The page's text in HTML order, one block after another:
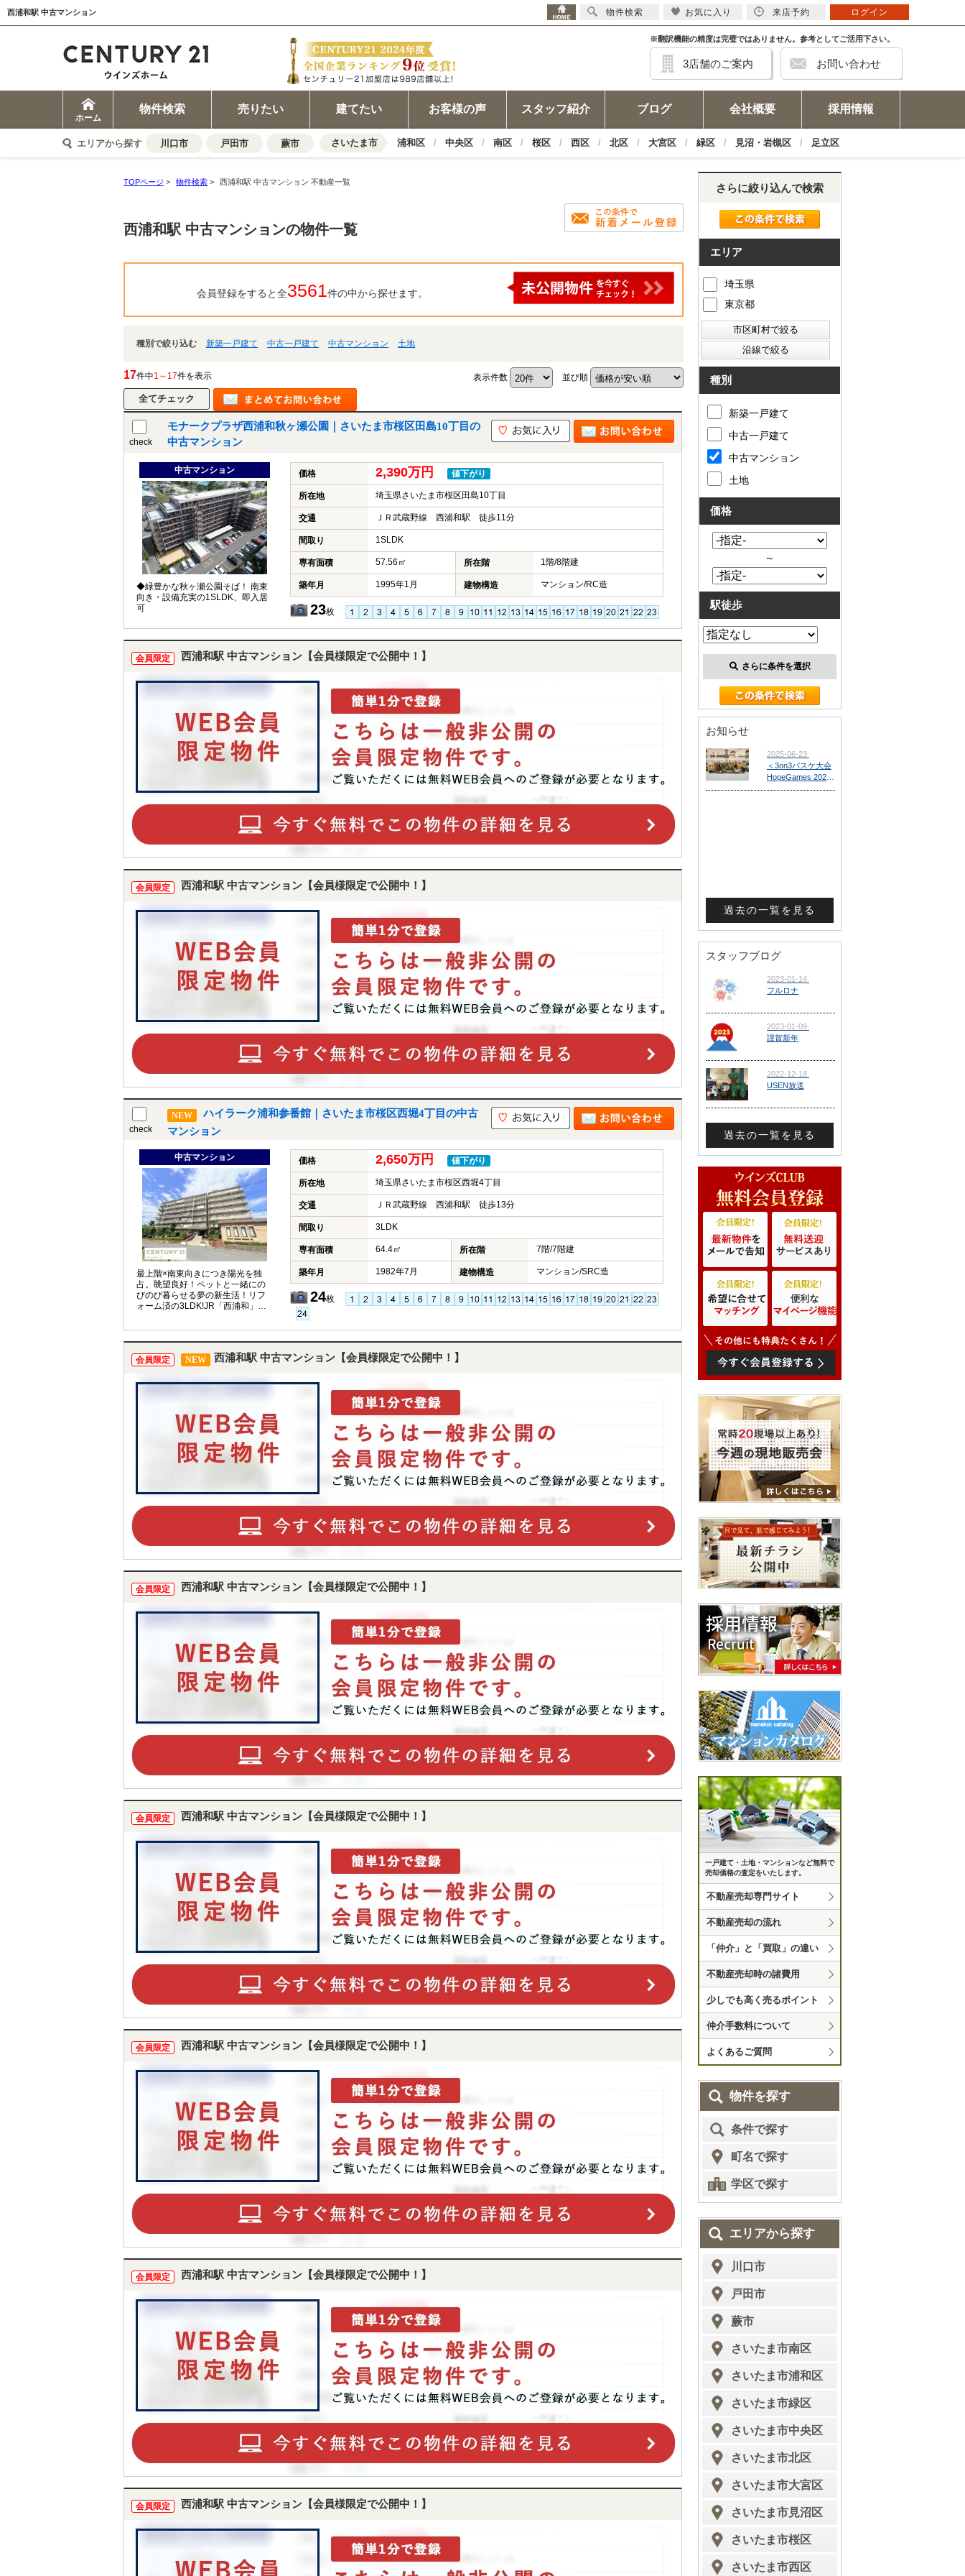
西浦和駅 中古マンション
※翻訳機能の精度は完璧ではありません。参考としてご活用下さい。
3店舗のご案内 お問い合わせ
ホーム
物件検索 売りたい 建てたい お客様の声 スタッフ紹介 ブログ 会社概要 採用情報
エリアから探す 川口市 戸田市 蕨市 さいたま市 浦和区 中央区 南区 桜区 西区 北区 大宮区 緑区 見沼・岩槻区 足立区
TOPページ > 物件検索 > 西浦和駅 中古マンション 不動産一覧
西浦和駅 中古マンションの物件一覧
会員登録をすると全3561件の中から探せます。
種別で絞り込む 新築一戸建て 中古一戸建て 中古マンション 土地
17件中1～17件を表示 表示件数 並び順
check
モナークプラザ西浦和秋ヶ瀬公園｜さいたま市桜区田島10丁目の
中古マンション
中古マンション
◆緑豊かな秋ヶ瀬公園そば！ 南東
向き・設備充実の1SLDK、即入居
可
価格 2,390万円 値下がり
所在地 埼玉県さいたま市桜区田島10丁目
交通 ＪＲ武蔵野線 西浦和駅 徒歩11分
間取り 1SLDK
専有面積 57.56㎡ 所在階 1階/8階建
築年月 1995年1月 建物構造 マンション/RC造
23枚
会員限定 西浦和駅 中古マンション【会員様限定で公開中！】
会員限定 西浦和駅 中古マンション【会員様限定で公開中！】
check
NEW
ハイラーク浦和参番館｜さいたま市桜区西堀4丁目の中古
マンション
中古マンション
最上階×南東向きにつき陽光を独
占。眺望良好！ペットと一緒にの
びのび暮らせる夢の新生活！リフ
ォーム済の3LDK!JR「西浦和」
で都心へのアクセスも30分～1時間
価格 2,650万円 値下がり
所在地 埼玉県さいたま市桜区西堀4丁目
交通 ＪＲ武蔵野線 西浦和駅 徒歩13分
間取り 3LDK
専有面積 64.4㎡ 所在階 7階/7階建
築年月 1982年7月 建物構造 マンション/SRC造
24枚
会員限定 NEW 西浦和駅 中古マンション【会員様限定で公開中！】
会員限定 西浦和駅 中古マンション【会員様限定で公開中！】
会員限定 西浦和駅 中古マンション【会員様限定で公開中！】
会員限定 西浦和駅 中古マンション【会員様限定で公開中！】
会員限定 西浦和駅 中古マンション【会員様限定で公開中！】
会員限定 西浦和駅 中古マンション【会員様限定で公開中！】
さらに絞り込んで検索
エリア
埼玉県
東京都
種別
新築一戸建て
中古一戸建て
中古マンション
土地
価格
～
駅徒歩
さらに条件を選択
お知らせ
過去の一覧を見る
スタッフブログ
過去の一覧を見る
一戸建て・土地・マンションなど無料で
売却価格の査定をいたします。
不動産売却専門サイト
不動産売却の流れ
「仲介」と「買取」の違い
不動産売却時の諸費用
少しでも高く売るポイント
仲介手数料について
よくあるご質問
物件を探す
条件で探す
町名で探す
学区で探す
エリアから探す
川口市
戸田市
蕨市
さいたま市南区
さいたま市浦和区
さいたま市緑区
さいたま市中央区
さいたま市北区
さいたま市大宮区
さいたま市見沼区
さいたま市桜区
さいたま市西区
物件検索 お気に入り 来店予約 ログイン